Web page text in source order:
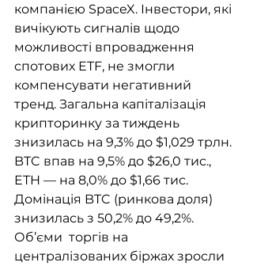
компанією SpaceX. Інвестори, які
вичікують сигналів щодо
можливості впровадження
спотових ETF, не змогли
компенсувати негативний
тренд. Загальна капіталізація
крипторинку за тиждень
знизилась на 9,3% до $1,029 трлн.
BTC впав на 9,5% до $26,0 тис.,
ETH — на 8,0% до $1,66 тис.
Домінація BTC (ринкова доля)
знизилась з 50,2% до 49,2%.
Об’єми  торгів на
централізованих біржах зросли